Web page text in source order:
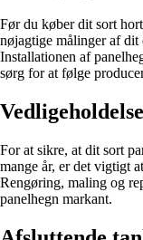
Før du køber dit sort
nøjagtige målinger af dit
Installationen af
sørg for at følge
For at sikre, at dit sort
mange år, er det vigtigt
Rengøring, maling og
panelhegn markant.